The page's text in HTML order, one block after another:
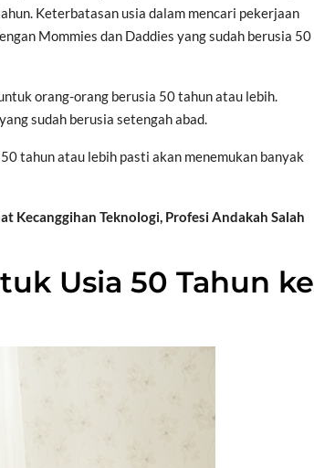
Keterbatasan usia dalam mencari pekerjaan
Mommies dan Daddies yang sudah berusia 50
orang-orang berusia 50 tahun atau lebih.
sudah berusia setengah abad.
tahun atau lebih pasti akan menemukan banyak
Kecanggihan Teknologi, Profesi Andakah Salah
Usia 50 Tahun ke